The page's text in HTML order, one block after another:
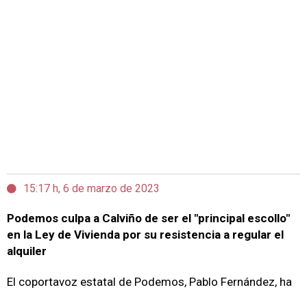
15:17 h, 6 de marzo de 2023
Podemos culpa a Calviño de ser el "principal escollo"
en la Ley de Vivienda por su resistencia a regular el
alquiler
El coportavoz estatal de Podemos, Pablo Fernández, ha